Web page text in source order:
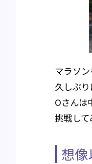
マラソ
久しぶ
Oさんは
挑戦して
想像